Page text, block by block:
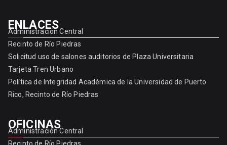
ENLACES
Administración Central
Recinto de Río Piedras
Solicitud uso de salones auditorios de Plaza Universitaria
Tarjeta Tren Urbano
Política de Integridad Académica de la Universidad de Puerto
Rico, Recinto de Río Piedras
OFICINAS
Administración Central